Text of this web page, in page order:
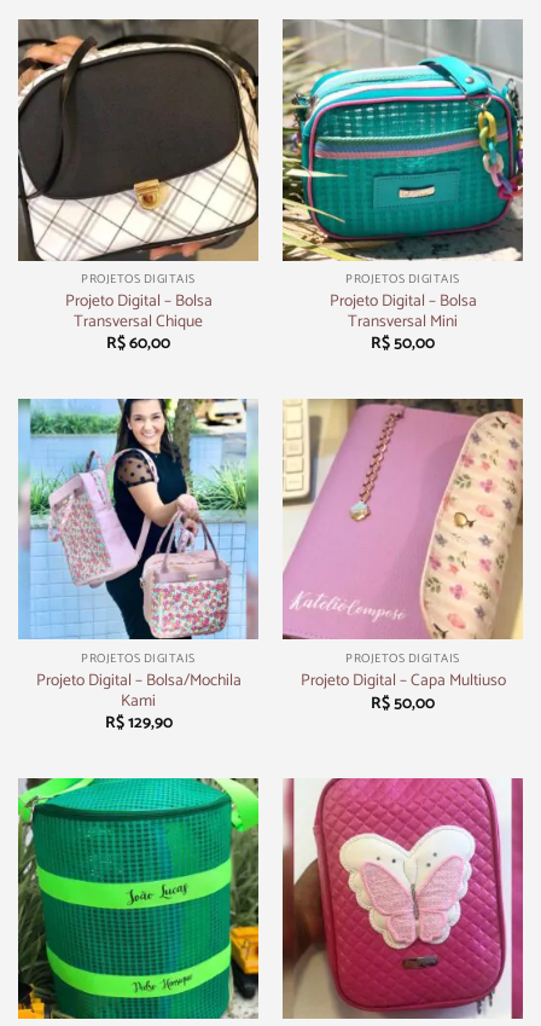
PROJETOS DIGITAIS
Projeto Digital – Bolsa
Transversal Chique
R$60,00
PROJETOS DIGITAIS
Projeto Digital – Bolsa
Transversal Mini
R$50,00
PROJETOS DIGITAIS
Projeto Digital – Bolsa/Mochila
Kami
R$129,90
PROJETOS DIGITAIS
Projeto Digital – Capa Multiuso
R$50,00